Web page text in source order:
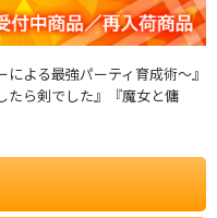
よる最強パーティ育成術～』
たら剣でした』『魔女と傭